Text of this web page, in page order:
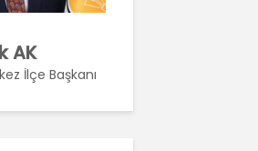
AK
İlçe Başkanı